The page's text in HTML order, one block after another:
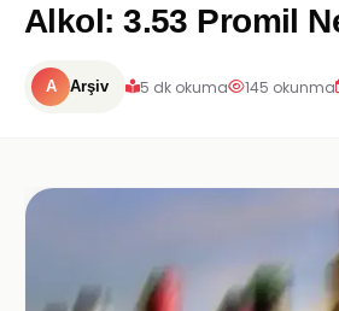
Alkol: 3.53 Promil
A Arşiv 5 dk okuma 145 okunma